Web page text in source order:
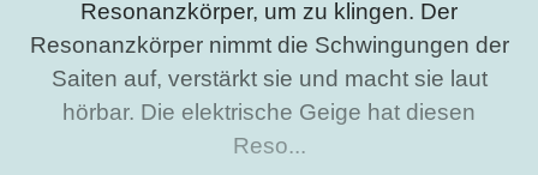
Resonanzkörper, um zu klingen. Der
Resonanzkörper nimmt die Schwingungen der
Saiten auf, verstärkt sie und macht sie laut
hörbar. Die elektrische Geige hat diesen
Reso...